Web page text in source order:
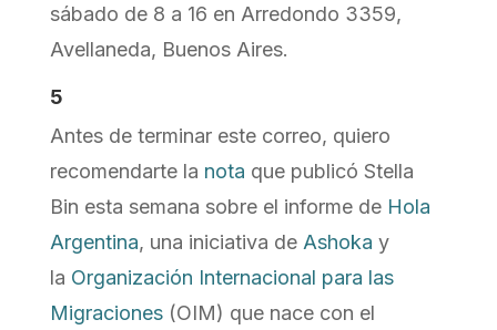
sábado de 8 a 16 en Arredondo 3359,
Avellaneda, Buenos Aires.
5
Antes de terminar este correo, quiero
recomendarte la nota que publicó Stella
Bin esta semana sobre el informe de Hola
Argentina, una iniciativa de Ashoka y
la Organización Internacional para las
Migraciones(OIM) que nace con el